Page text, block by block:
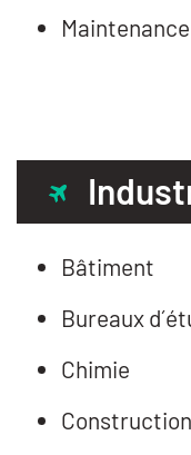
Bâtiment
Bureaux
Chimie
Construction